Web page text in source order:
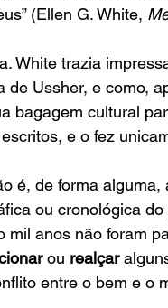
(Ellen G. White,
Sra. White trazia
cronologia de Ussher,
de sua bagagem
seus escritos, e o
é, de forma
ou cronológica
mil anos não foram
ou realçar
entre o bem e o